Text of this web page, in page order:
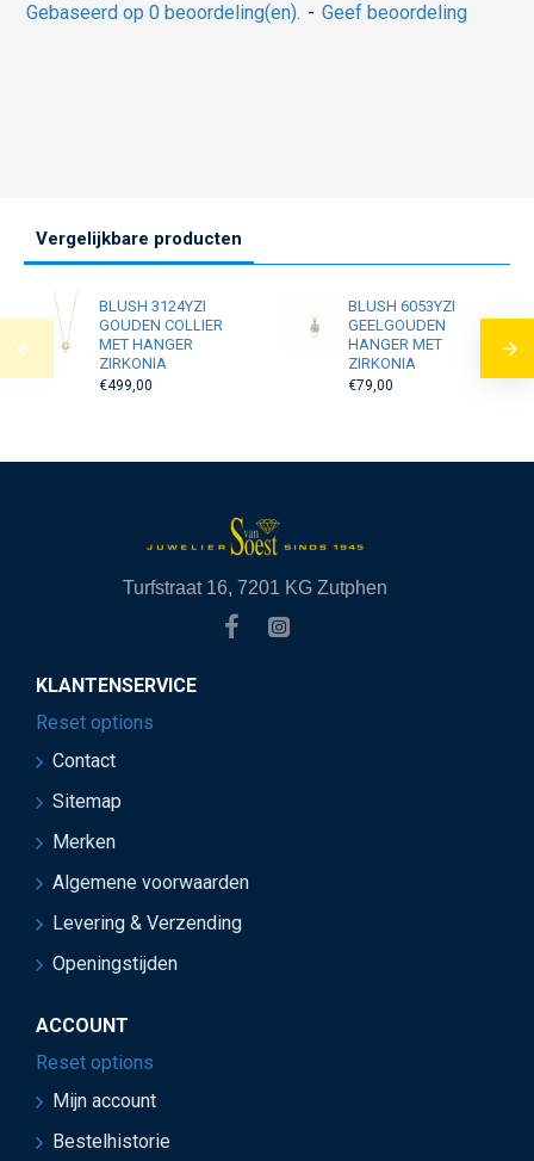
Gebaseerd op 0 beoordeling(en). - Geef beoordeling
Vergelijkbare producten
BLUSH 3124YZI
GOUDEN COLLIER
MET HANGER
ZIRKONIA
€499,00
BLUSH 6053YZI
GEELGOUDEN
HANGER MET
ZIRKONIA
€79,00
Turfstraat 16, 7201 KG Zutphen
KLANTENSERVICE
Reset options
Contact
Sitemap
Merken
Algemene voorwaarden
Levering & Verzending
Openingstijden
ACCOUNT
Reset options
Mijn account
Bestelhistorie